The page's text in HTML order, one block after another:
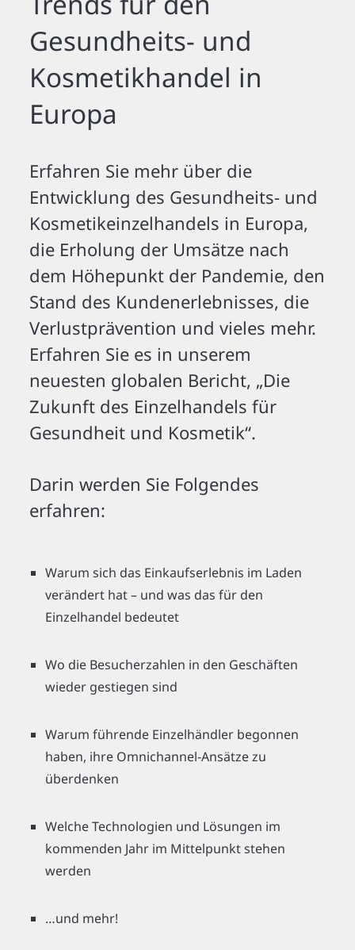
Gesundheits- und
Kosmetikhandel in
Europa
Erfahren Sie mehr über die
Entwicklung des Gesundheits- und
Kosmetikeinzelhandels in Europa,
die Erholung der Umsätze nach
dem Höhepunkt der Pandemie, den
Stand des Kundenerlebnisses, die
Verlustprävention und vieles mehr.
Erfahren Sie es in unserem
neuesten globalen Bericht, „Die
Zukunft des Einzelhandels für
Gesundheit und Kosmetik“.
Darin werden Sie Folgendes
erfahren:
Warum sich das Einkaufserlebnis im Laden
verändert hat – und was das für den
Einzelhandel bedeutet
Wo die Besucherzahlen in den Geschäften
wieder gestiegen sind
Warum führende Einzelhändler begonnen
haben, ihre Omnichannel-Ansätze zu
überdenken
Welche Technologien und Lösungen im
kommenden Jahr im Mittelpunkt stehen
werden
…und mehr!